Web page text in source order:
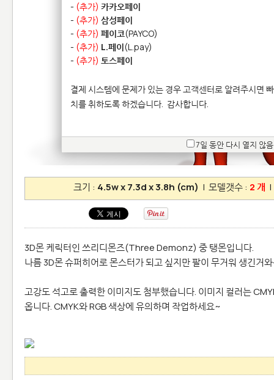
크기 : 4.5w x 7.3d x 3.8h (cm) | 모델갯수 : 2 개 |
3D몬 케릭터인 쓰리디몬즈(Three Demonz) 중 탱몬입니다.
나름 3D몬 슈퍼히어로 몬스터가 되고 싶지만 팔이 무거워 생긴거
고강도 석고로 출력한 이미지도 첨부했습니다. 이미지 컬러는
옵니다. CMYK와 RGB 색상에 유의하며 작업하세요~
- (추가) 카카오페이
- (추가) 삼성페이
- (추가) 페이코(PAYCO)
- (추가) L.페이(L.pay)
- (추가) 토스페이
결제 시스템에 문제가 있는 경우 고객센터로 알려주시면
치를 취하도록 하겠습니다. 감사합니다.
7일 동안 다시 열지 않음